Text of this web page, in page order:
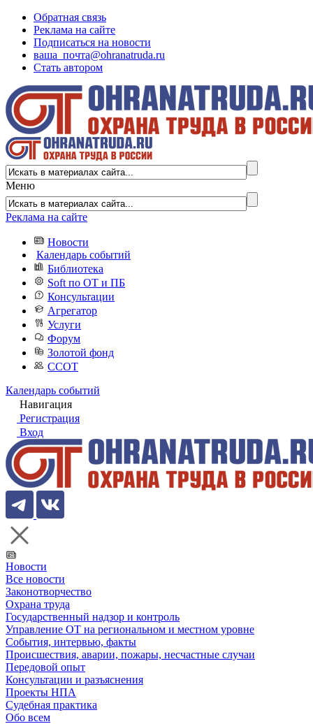
Обратная связь
Реклама на сайте
Подписаться на новости
ваша_почта@ohranatruda.ru
Стать автором
Меню
Реклама на сайте
Новости
Календарь событий
Библиотека
Soft по ОТ и ПБ
Консультации
Агрегатор
Услуги
Форум
Золотой фонд
ССОТ
Календарь событий
Навигация
Регистрация
Вход
Новости
Все новости
Законотворчество
Охрана труда
Государственный надзор и контроль
Управление ОТ на региональном и местном уровне
События, интервью, факты
Происшествия, аварии, пожары, несчастные случаи
Передовой опыт
Консультации и разъяснения
Проекты НПА
Судебная практика
Обо всем